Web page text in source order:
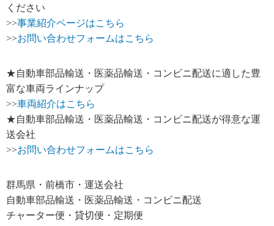
ください
>>事業紹介ページはこちら
>>お問い合わせフォームはこちら
★自動車部品輸送・医薬品輸送・コンビニ配送に適した豊
富な車両ラインナップ
>>車両紹介はこちら
★自動車部品輸送・医薬品輸送・コンビニ配送が得意な運
送会社
>>お問い合わせフォームはこちら
群馬県・前橋市・運送会社
自動車部品輸送・医薬品輸送・コンビニ配送
チャーター便・貸切便・定期便